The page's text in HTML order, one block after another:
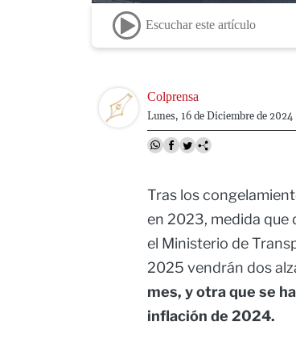
Escuchar este artículo
Image Colprensa
Lunes, 16 de Diciembre de 2024
Tras los
en 2023, medida que
el Ministerio de
2025 vendrán dos
mes, y otra que se
inflación de 2024.